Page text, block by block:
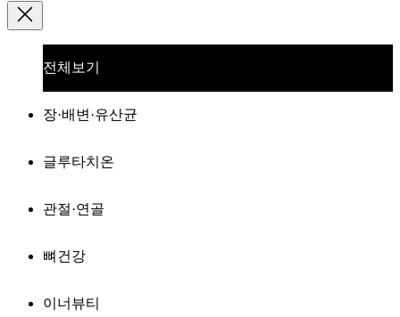
전체보기
장·배변·유산균
글루타치온
관절·연골
뼈건강
이너뷰티